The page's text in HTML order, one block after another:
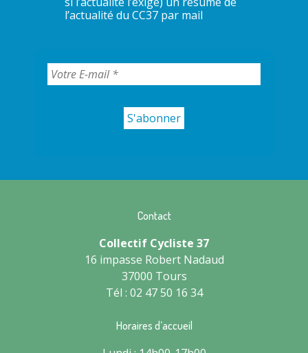
l’actualité du CC37 par mail
Contact
Collectif Cycliste 37
16 impasse Robert Nadaud
37000 Tours
Tél : 02 47 50 16 34
Horaires d’accueil